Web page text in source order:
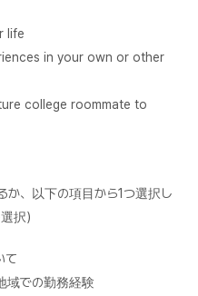
life
in your own or other
college roommate to
か、以下の項目から1つ選択し
択）
て
域での勤務経験